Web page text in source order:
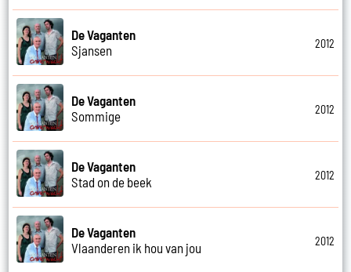
De Vaganten
Sjansen
2012
De Vaganten
Sommige
2012
De Vaganten
Stad on de beek
2012
De Vaganten
Vlaanderen ik hou van jou
2012